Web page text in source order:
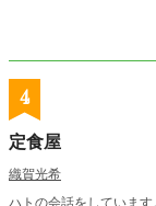
店で
にシ
4
定食屋
織賀光希
ハトの会話をしています